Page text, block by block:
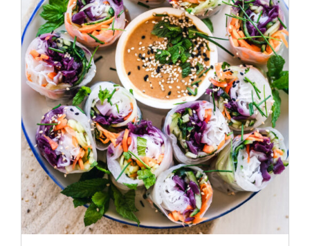
ADD TO CART / DÉTAILS